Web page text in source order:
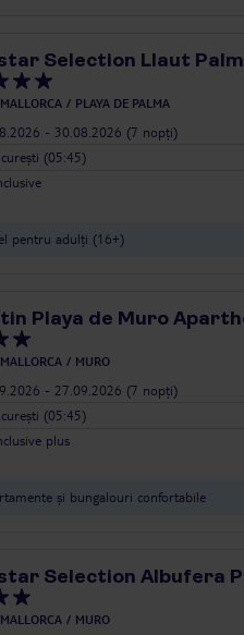
Selection Llaut
MALLORCA PLAYA DE PALMA
- 30.08.2026 (7 nopți)
(05:45)
pentru adulți (16+)
Playa de Muro
MALLORCA MURO
- 27.09.2026 (7 nopți)
(05:45)
plus
și bungalouri confortabile
Selection Albufera
MALLORCA MURO